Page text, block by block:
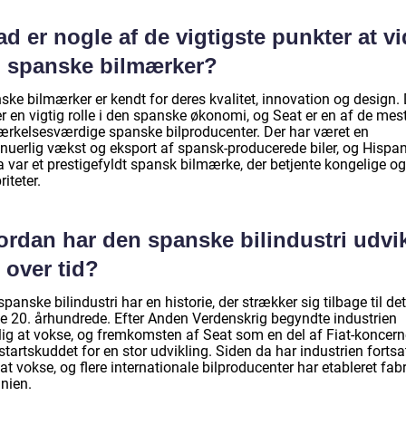
er nogle af de vigtigste punkter at
spanske bilmærker?
bilmærker er kendt for deres kvalitet, innovation og design.
en vigtig rolle i den spanske økonomi, og Seat er en af de
spanske bilproducenter. Der har været en
vækst og eksport af spansk-producerede biler, og
var et prestigefyldt spansk bilmærke, der betjente kongelige og
har den spanske bilindustri
over tid?
bilindustri har en historie, der strækker sig tilbage til det
20. århundrede. Efter Anden Verdenskrig begyndte industrien
at vokse, og fremkomsten af Seat som en del af Fiat-
for en stor udvikling. Siden da har industrien
vokse, og flere internationale bilproducenter har etableret